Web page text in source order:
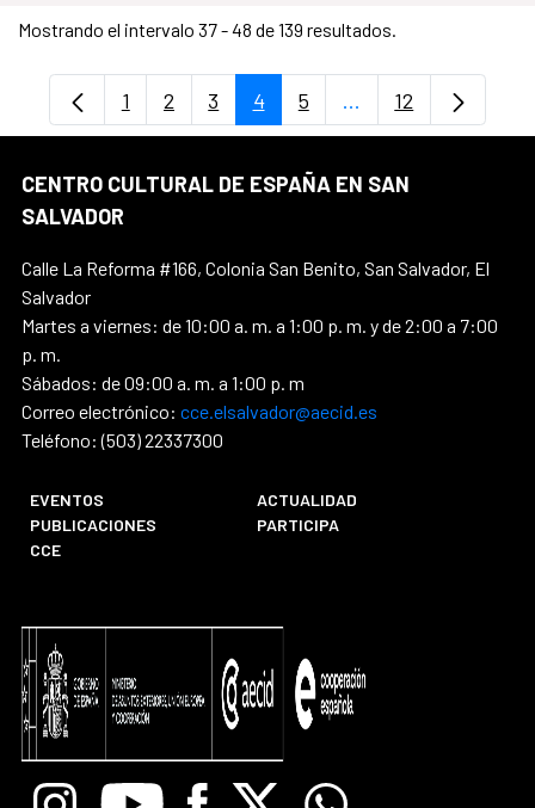
Mostrando el intervalo 37 - 48 de 139 resultados.
Página
1 Página
2 Página
3 Página
4 Página
5 ...PáginasPágina
12
CENTRO CULTURAL DE ESPAÑA EN SAN
SALVADOR
Calle La Reforma #166, Colonia San Benito, San Salvador, El
Salvador
Martes a viernes: de 10:00 a. m. a 1:00 p. m. y de 2:00 a 7:00
p. m.
Sábados: de 09:00 a. m. a 1:00 p. m
Correo electrónico: cce.elsalvador@aecid.es
Teléfono: (503) 22337300
EVENTOS
ACTUALIDAD
PUBLICACIONES
PARTICIPA
CCE
InstagramYoutube Facebook
X Whatsapp